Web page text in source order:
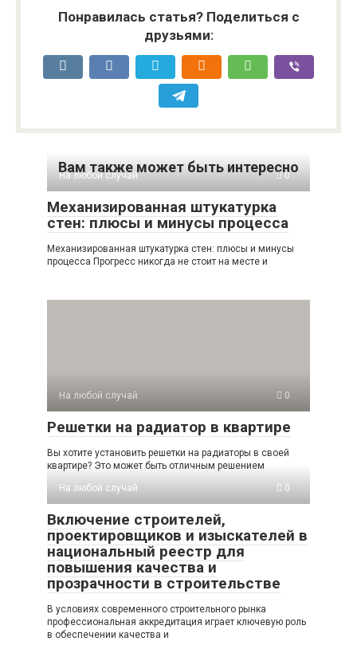
Понравилась статья? Поделиться с
друзьями:
Вам также может быть интересно
На любой случай 0
Механизированная штукатурка
стен: плюсы и минусы процесса
Механизированная штукатурка стен: плюсы и минусы
процесса Прогресс никогда не стоит на месте и
На любой случай 0
Решетки на радиатор в квартире
Вы хотите установить решетки на радиаторы в своей
квартире? Это может быть отличным решением
На любой случай
0
Включение строителей,
проектировщиков и изыскателей в
национальный реестр для
повышения качества и
прозрачности в строительстве
В условиях современного строительного рынка
профессиональная аккредитация играет ключевую роль
в обеспечении качества и